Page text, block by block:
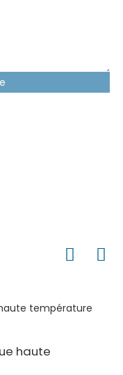
haute